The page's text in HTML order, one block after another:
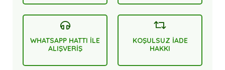
WHATSAPP HATTI İLE
ALIŞVERİŞ
KOŞULSUZ İADE
HAKKI